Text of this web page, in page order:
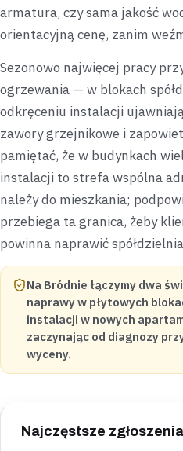
armatura, czy sama jakość
orientacyjną cenę, zanim
Sezonowo najwięcej pracy
ogrzewania — w blokach
odkręceniu instalacji
zawory grzejnikowe i
pamiętać, że w budynkach
instalacji to strefa wspólna
należy do mieszkania;
przebiega ta granica, żeby
powinna naprawić
Na Bródnie łączymy dwa
naprawy w płytowych
instalacji w nowych
zaczynając od diagnozy
wyceny.
Najczęstsze zgłoszenia